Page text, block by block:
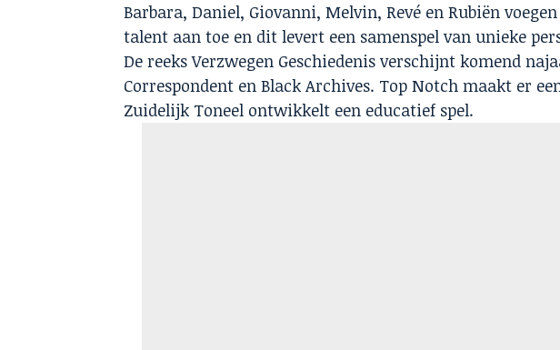
Barbara, Daniel, Giovanni, Melvin, Revé en Rubiën
talent aan toe en dit levert een samenspel vanunieke
De reeks Verzwegen Geschiedenis verschijnt komend
Correspondent en Black Archives. Top Notch maakt er
Zuidelijk Toneel ontwikkelt een educatief spel.